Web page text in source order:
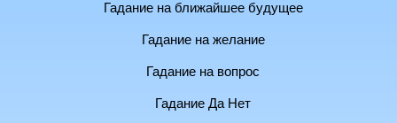
Гадание на ближайшее будущее
Гадание на желание
Гадание на вопрос
Гадание Да Нет